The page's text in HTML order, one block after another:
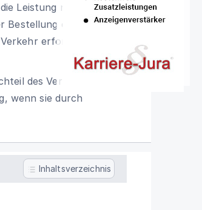
Leistung nicht für den
Bestellung erfolgte und
erforderlichen
des Verbrauchers
wenn sie durch
Inhaltsverzeichnis